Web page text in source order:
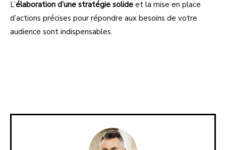
L’élaboration d’une stratégie solide et la mise en place
d’actions précises pour répondre aux besoins de votre
audience sont indispensables.